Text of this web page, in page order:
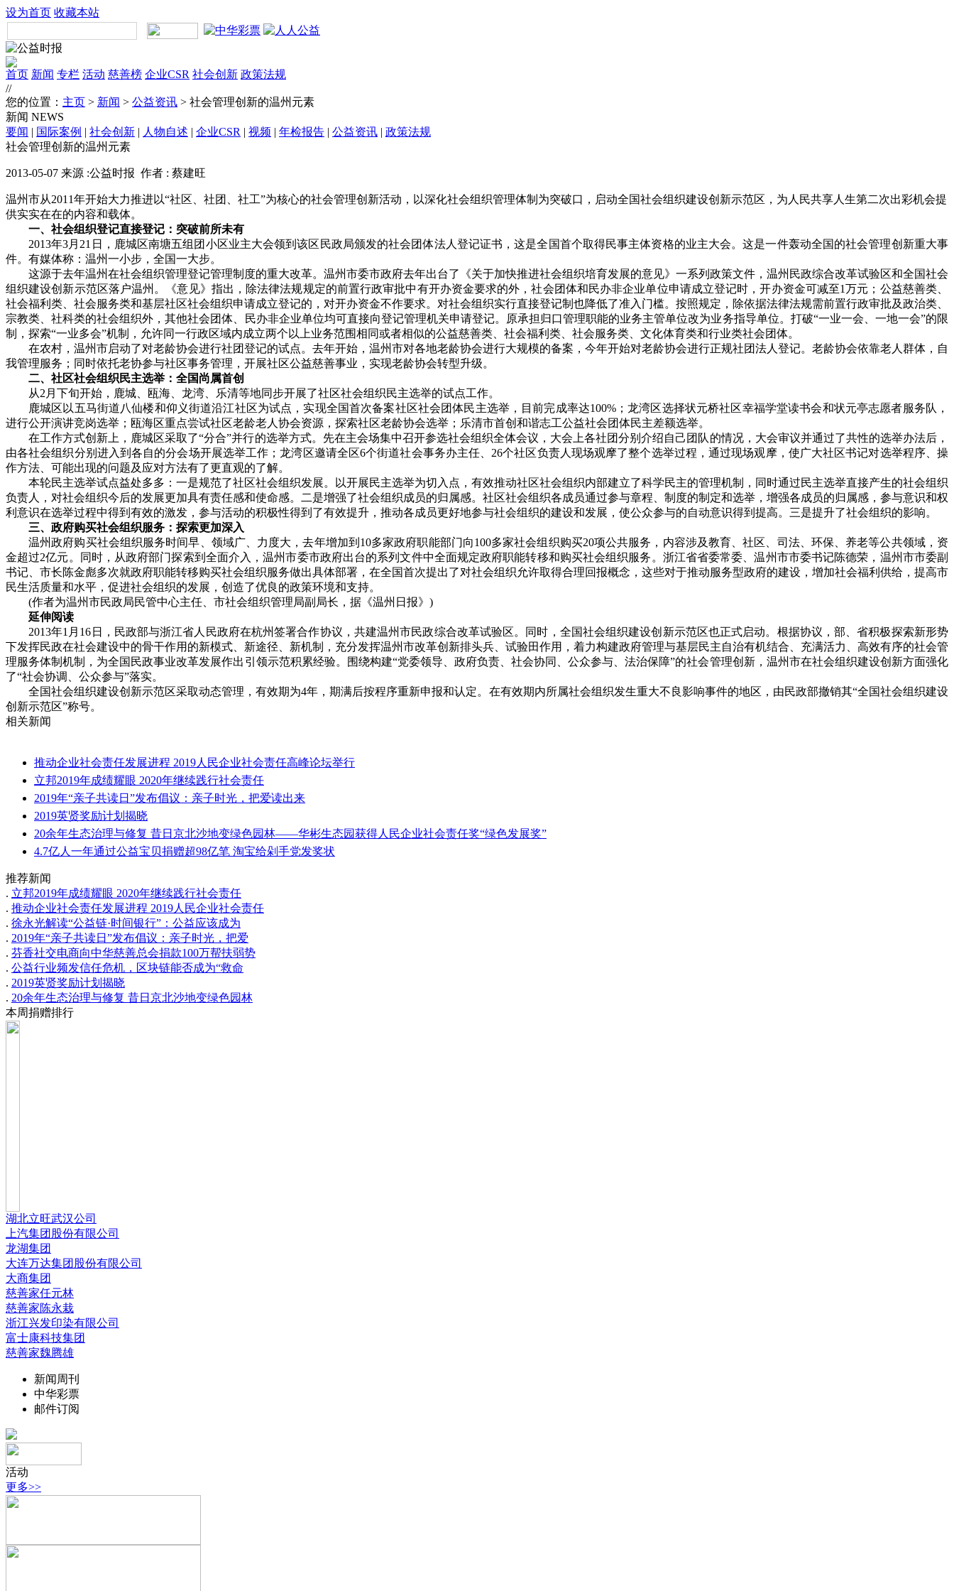
设为首页 收藏本站
首页 新闻 专栏 活动 慈善榜 企业CSR 社会创新 政策法规
//
您的位置： 主页 > 新闻 > 公益资讯 > 社会管理创新的温州元素
新闻 NEWS
要闻 | 国际案例 | 社会创新 | 人物自述 | 企业CSR | 视频 | 年检报告 | 公益资讯 | 政策法规
社会管理创新的温州元素
2013-05-07 来源 :公益时报 作者 : 蔡建旺
温州市从2011年开始大力推进以“社区、社团、社工”为核心的社会管理创新活动，以深化社会组织管理体制为突破口，启动全国社会组织建设创新示范区，为人民共享人生第二次出彩机会提
供实实在在的内容和载体。
一、社会组织登记直接登记：突破前所未有
2013年3月21日，鹿城区南塘五组团小区业主大会领到该区民政局颁发的社会团体法人登记证书，这是全国首个取得民事主体资格的业主大会。这是一件轰动全国的社会管理创新重大事
件。有媒体称：温州一小步，全国一大步。
这源于去年温州在社会组织管理登记管理制度的重大改革。温州市委市政府去年出台了《关于加快推进社会组织培育发展的意见》一系列政策文件，温州民政综合改革试验区和全国社会
组织建设创新示范区落户温州。《意见》指出，除法律法规规定的前置行政审批中有开办资金要求的外，社会团体和民办非企业单位申请成立登记时，开办资金可减至1万元；公益慈善类、
社会福利类、社会服务类和基层社区社会组织申请成立登记的，对开办资金不作要求。对社会组织实行直接登记制也降低了准入门槛。按照规定，除依据法律法规需前置行政审批及政治类、
宗教类、社科类的社会组织外，其他社会团体、民办非企业单位均可直接向登记管理机关申请登记。原承担归口管理职能的业务主管单位改为业务指导单位。打破“一业一会、一地一会”的限
制，探索“一业多会”机制，允许同一行政区域内成立两个以上业务范围相同或者相似的公益慈善类、社会福利类、社会服务类、文化体育类和行业类社会团体。
在农村，温州市启动了对老龄协会进行社团登记的试点。去年开始，温州市对各地老龄协会进行大规模的备案，今年开始对老龄协会进行正规社团法人登记。老龄协会依靠老人群体，自
我管理服务；同时依托老协参与社区事务管理，开展社区公益慈善事业，实现老龄协会转型升级。
二、社区社会组织民主选举：全国尚属首创
从2月下旬开始，鹿城、瓯海、龙湾、乐清等地同步开展了社区社会组织民主选举的试点工作。
鹿城区以五马街道八仙楼和仰义街道沿江社区为试点，实现全国首次备案社区社会团体民主选举，目前完成率达100%；龙湾区选择状元桥社区幸福学堂读书会和状元亭志愿者服务队，
进行公开演讲竞岗选举；瓯海区重点尝试社区老龄老人协会资源，探索社区老龄协会选举；乐清市首创和谐志工公益社会团体民主差额选举。
在工作方式创新上，鹿城区采取了“分合”并行的选举方式。先在主会场集中召开参选社会组织全体会议，大会上各社团分别介绍自己团队的情况，大会审议并通过了共性的选举办法后，
由各社会组织分别进入到各自的分会场开展选举工作；龙湾区邀请全区6个街道社会事务办主任、26个社区负责人现场观摩了整个选举过程，通过现场观摩，使广大社区书记对选举程序、操
作方法、可能出现的问题及应对方法有了更直观的了解。
本轮民主选举试点益处多多：一是规范了社区社会组织发展。以开展民主选举为切入点，有效推动社区社会组织内部建立了科学民主的管理机制，同时通过民主选举直接产生的社会组织
负责人，对社会组织今后的发展更加具有责任感和使命感。二是增强了社会组织成员的归属感。社区社会组织各成员通过参与章程、制度的制定和选举，增强各成员的归属感，参与意识和权
利意识在选举过程中得到有效的激发，参与活动的积极性得到了有效提升，推动各成员更好地参与社会组织的建设和发展，使公众参与的自动意识得到提高。三是提升了社会组织的影响。
三、政府购买社会组织服务：探索更加深入
温州政府购买社会组织服务时间早、领域广、力度大，去年增加到10多家政府职能部门向100多家社会组织购买20项公共服务，内容涉及教育、社区、司法、环保、养老等公共领域，资
金超过2亿元。同时，从政府部门探索到全面介入，温州市委市政府出台的系列文件中全面规定政府职能转移和购买社会组织服务。浙江省省委常委、温州市市委书记陈德荣，温州市市委副
书记、市长陈金彪多次就政府职能转移购买社会组织服务做出具体部署，在全国首次提出了对社会组织允许取得合理回报概念，这些对于推动服务型政府的建设，增加社会福利供给，提高市
民生活质量和水平，促进社会组织的发展，创造了优良的政策环境和支持。
(作者为温州市民政局民管中心主任、市社会组织管理局副局长，据《温州日报》)
延伸阅读
2013年1月16日，民政部与浙江省人民政府在杭州签署合作协议，共建温州市民政综合改革试验区。同时，全国社会组织建设创新示范区也正式启动。根据协议，部、省积极探索新形势
下发挥民政在社会建设中的骨干作用的新模式、新途径、新机制，充分发挥温州市改革创新排头兵、试验田作用，着力构建政府管理与基层民主自治有机结合、充满活力、高效有序的社会管
理服务体制机制，为全国民政事业改革发展作出引领示范积累经验。围绕构建“党委领导、政府负责、社会协同、公众参与、法治保障”的社会管理创新，温州市在社会组织建设创新方面强化
了“社会协调、公众参与”落实。
全国社会组织建设创新示范区采取动态管理，有效期为4年，期满后按程序重新申报和认定。在有效期内所属社会组织发生重大不良影响事件的地区，由民政部撤销其“全国社会组织建设
创新示范区”称号。
相关新闻
推动企业社会责任发展进程 2019人民企业社会责任高峰论坛举行
立邦2019年成绩耀眼 2020年继续践行社会责任
2019年“亲子共读日”发布倡议：亲子时光，把爱读出来
2019英贤奖励计划揭晓
20余年生态治理与修复 昔日京北沙地变绿色园林——华彬生态园获得人民企业社会责任奖“绿色发展奖”
4.7亿人一年通过公益宝贝捐赠超98亿笔 淘宝给剁手党发奖状
推荐新闻
. 立邦2019年成绩耀眼 2020年继续践行社会责任
. 推动企业社会责任发展进程 2019人民企业社会责任
. 徐永光解读“公益链·时间银行”：公益应该成为
. 2019年“亲子共读日”发布倡议：亲子时光，把爱
. 芬香社交电商向中华慈善总会捐款100万帮扶弱势
. 公益行业频发信任危机，区块链能否成为“救命
. 2019英贤奖励计划揭晓
. 20余年生态治理与修复 昔日京北沙地变绿色园林
本周捐赠排行
湖北立旺武汉公司
上汽集团股份有限公司
龙湖集团
大连万达集团股份有限公司
大商集团
慈善家任元林
慈善家陈永栽
浙江兴发印染有限公司
富士康科技集团
慈善家魏腾雄
新闻周刊
中华彩票
邮件订阅
活动
更多>>